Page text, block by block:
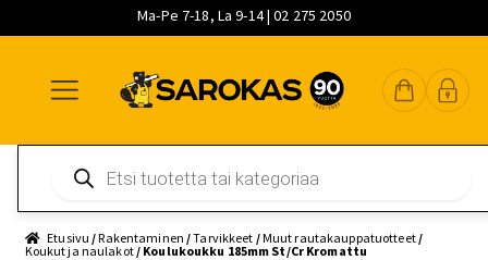
Ma-Pe 7-18, La 9-14 | 02 275 2050
navigointiin
sisältöön
pääsisältöön
search
Etusivu /Rakentaminen /Tarvikkeet /Muut rautakauppatuotteet/
Koukut ja naulakot/ Koulukoukku 185mm St/Cr Kromattu